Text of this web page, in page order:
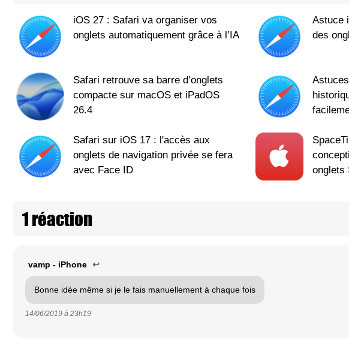
iOS 27 : Safari va organiser vos
onglets automatiquement grâce à l’IA
Astuce
des
Safari retrouve sa barre d’onglets
compacte sur macOS et iPadOS
26.4
Safari sur iOS 17 : l'accès aux
onglets de navigation privée se fera
avec Face ID
onglets
1 réaction
vamp - iPhone ↩
Bonne idée même si je le fais manuellement à chaque fois
14/06/2019 à 23h19